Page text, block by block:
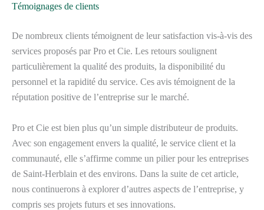
Témoignages de clients
De nombreux clients témoignent de leur satisfaction vis-à-vis des
services proposés par Pro et Cie. Les retours soulignent
particulièrement la qualité des produits, la disponibilité du
personnel et la rapidité du service. Ces avis témoignent de la
réputation positive de l’entreprise sur le marché.
Pro et Cie est bien plus qu’un simple distributeur de produits.
Avec son engagement envers la qualité, le service client et la
communauté, elle s’affirme comme un pilier pour les entreprises
de Saint-Herblain et des environs. Dans la suite de cet article,
nous continuerons à explorer d’autres aspects de l’entreprise, y
compris ses projets futurs et ses innovations.